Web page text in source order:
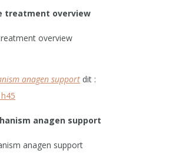
treatment overview
overview
anagen support dit :
anagen support
anagen support